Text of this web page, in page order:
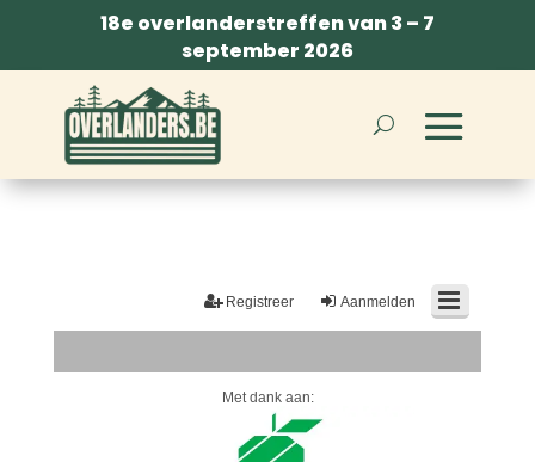
18e overlanderstreffen van 3 – 7
september 2026